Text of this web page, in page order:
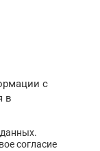
с
в
согласие